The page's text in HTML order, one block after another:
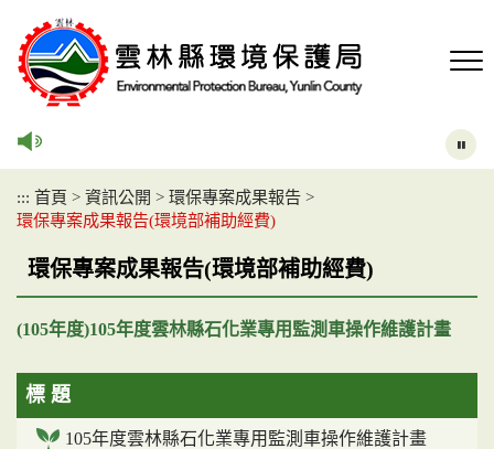
::: 首頁 > 資訊公開 > 環保專案成果報告 >
環保專案成果報告(環境部補助經費)
環保專案成果報告(環境部補助經費)
(105年度)105年度雲林縣石化業專用監測車操作維護計畫
標 題
105年度雲林縣石化業專用監測車操作維護計畫